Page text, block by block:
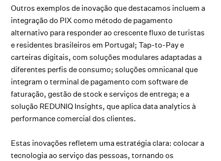
Outros exemplos de inovação que destacamos incluem a
integração do PIX como método de pagamento
alternativo para responder ao crescente fluxo de turistas
e residentes brasileiros em Portugal; Tap-to-Pay e
carteiras digitais, com soluções modulares adaptadas a
diferentes perfis de consumo; soluções omnicanal que
integram o terminal de pagamento com software de
faturação, gestão de stock e serviços de entrega; e a
solução REDUNIQ Insights, que aplica data analytics à
performance comercial dos clientes.
Estas inovações refletem uma estratégia clara: colocar a
tecnologia ao serviço das pessoas, tornando os